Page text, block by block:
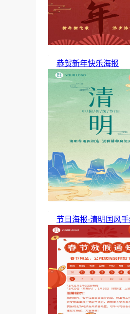
恭贺新年快乐海报
节日海报-清明国风